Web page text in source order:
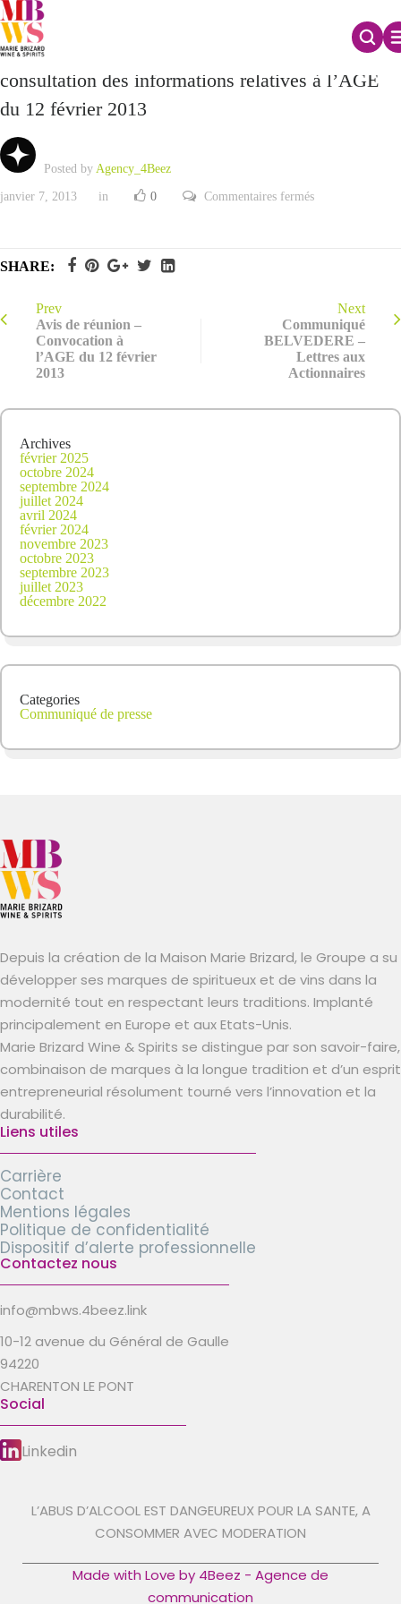
Modalités de mise à disposition ou de
consultation des informations relatives à l’AGE
du 12 février 2013
Posted by Agency_4Beez
janvier 7, 2013 in 0 Commentaires ferméssur
informations
relatives
à
l’AGE
du
12
2013
SHARE:
Prev
Avis de réunion –
Convocation à
l’AGE du 12 février
2013
Next
Communiqué
BELVEDERE –
Lettres aux
Actionnaires
Archives
février 2025
octobre 2024
septembre 2024
juillet 2024
avril 2024
février 2024
novembre 2023
octobre 2023
septembre 2023
juillet 2023
décembre 2022
Categories
Communiqué de presse
Depuis la création de la Maison Marie Brizard, le Groupe a su
développer ses marques de spiritueux et de vins dans la
modernité tout en respectant leurs traditions. Implanté
principalement en Europe et aux Etats-Unis.
Marie Brizard Wine & Spirits se distingue par son savoir-faire,
combinaison de marques à la longue tradition et d’un esprit
entrepreneurial résolument tourné vers l’innovation et la
durabilité.
Liens utiles
Carrière
Contact
Mentions légales
Politique de confidentialité
Dispositif d’alerte professionnelle
Contactez nous
info@mbws.4beez.link
10-12 avenue du Général de Gaulle
94220
CHARENTON LE PONT
Social
Linkedin
L’ABUS D’ALCOOL EST DANGEUREUX POUR LA SANTE, A
CONSOMMER AVEC MODERATION
Made with Love by 4Beez - Agence de
communication